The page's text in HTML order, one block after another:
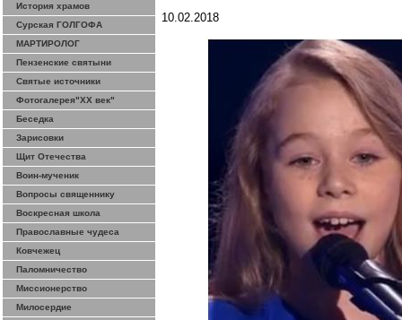
История храмов
Сурская ГОЛГОФА
МАРТИРОЛОГ
Пензенские святыни
Святые источники
Фотогалерея"ХХ век"
Беседка
Зарисовки
Щит Отечества
Воин-мученик
Вопросы священнику
Воскресная школа
Православные чудеса
Ковчежец
Паломничество
Миссионерство
Милосердие
10.02.2018